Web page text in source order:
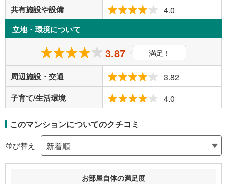
共有施設や設備 4.0
立地・環境について
3.87 満足！
周辺施設・交通 3.82
子育て/生活環境 4.0
このマンションについてのクチコミ
並び替え
お部屋自体の満足度